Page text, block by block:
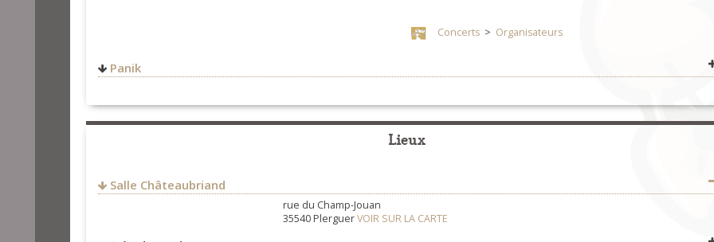
Concerts > Organisateurs
Panik
35540Plerguer
FRANCE
Lieux
Salle Châteaubriand
rue du Champ-Jouan
35540 PlerguerVOIR SUR LA CARTE